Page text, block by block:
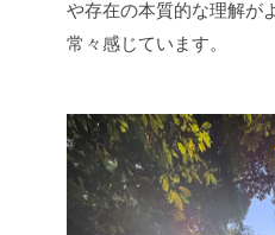
や存在の本質的な理解が
常々感じています。